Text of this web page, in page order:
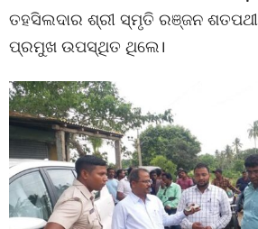
ତହସିଲଦାର ଶ୍ରୀ ସ୍ମୃତି ରଞ୍ଜନ
ପ୍ରମୁଖ ଉପସ୍ଥିତ ଥିଲେ।